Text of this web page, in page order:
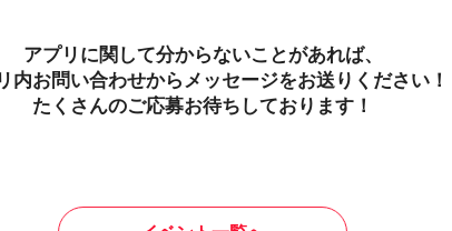
アプリに関して分からないことがあれば、
内お問い合わせからメッセージをお送りください！
たくさんのご応募お待ちしております！